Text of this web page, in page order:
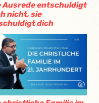
Ausrede entschuldigt
nicht, sie
dich